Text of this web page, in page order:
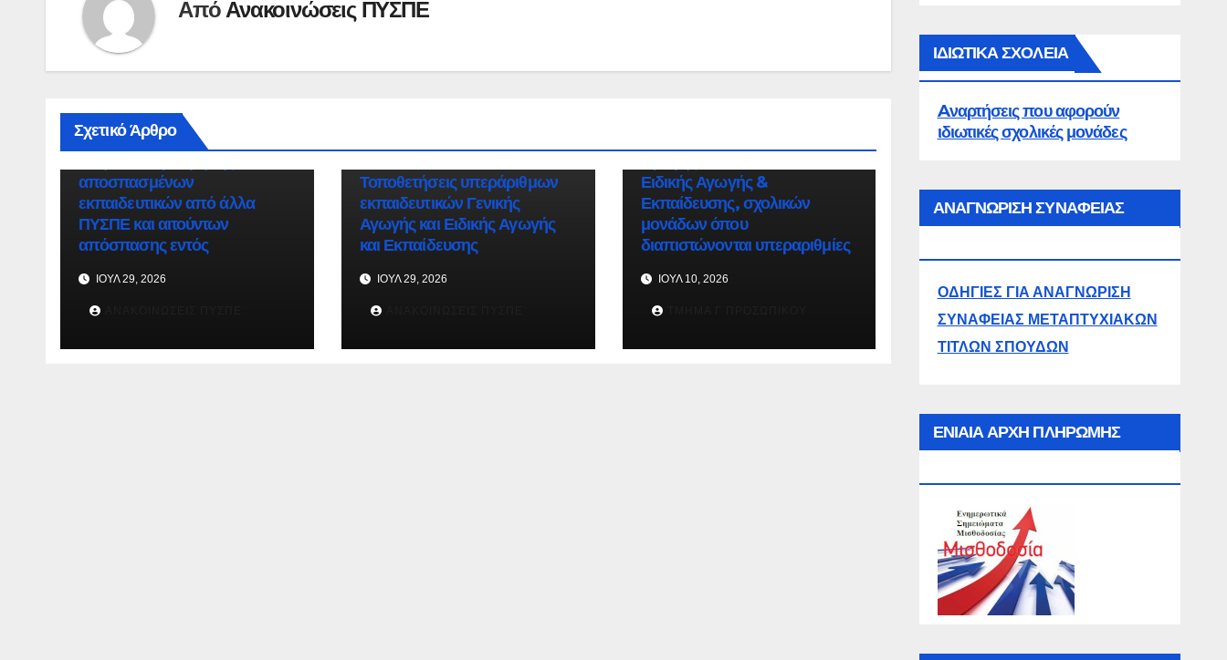
ΑπόΑνακοινώσεις ΠΥΣΠΕ
Σχετικό Άρθρο
ΑΝΑΚΟΙΝΏΣΕΙΣ ΠΥΣΠΕ
Πρόσκληση υποβολής
αποσπασμένων
εκπαιδευτικών από άλλα
ΠΥΣΠΕ και αιτούντων
απόσπασης εντός
ΙΟΎΛ 29, 2026
Τοποθετήσεις υπεράριθμων
εκπαιδευτικών Γενικής
Αγωγής και Ειδικής Αγωγής
και Εκπαίδευσης
ΙΟΎΛ 29, 2026
ΑΝΑΚΟΙΝΏΣΕΙΣ ΠΥΣΠΕ ΣΗΜΑΝΤΙΚΆ
Ειδικής Αγωγής &
Εκπαίδευσης, σχολικών
μονάδων όπου
διαπιστώνονται υπεραριθμίες
ΙΟΎΛ 10, 2026
ΙΔΙΩΤΙΚΑ ΣΧΟΛΕΙΑ
Aναρτήσεις που αφορούν
ιδιωτικές σχολικές μονάδες
ΑΝΑΓΝΩΡΙΣΗ ΣΥΝΑΦΕΙΑΣ
ΟΔΗΓΙΕΣ ΓΙΑ ΑΝΑΓΝΩΡΙΣΗ
ΣΥΝΑΦΕΙΑΣ ΜΕΤΑΠΤΥΧΙΑΚΩΝ
ΤΙΤΛΩΝ ΣΠΟΥΔΩΝ
ΕΝΙΑΙΑ ΑΡΧΗ ΠΛΗΡΩΜΗΣ